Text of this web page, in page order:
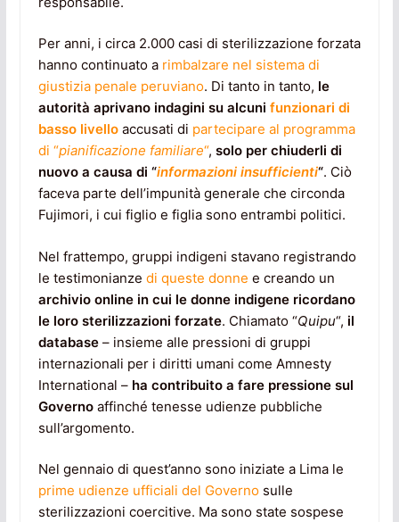
Per anni, i circa 2.000 casi di sterilizzazione forzata
hanno continuato a rimbalzare nel sistema di
giustizia penale peruviano. Di tanto in tanto, le
autorità aprivano indagini su alcuni funzionari di
basso livelloaccusati di partecipare al programma
di “pianificazione familiare“, solo per chiuderli di
nuovo a causa di “informazioni insufficienti“. Ciò
faceva parte dell’impunità generale che circonda
Fujimori, i cui figlio e figlia sono entrambi politici.
Nel frattempo, gruppi indigeni stavano registrando
le testimonianze di queste donne e creando un
archivio online in cui le donne indigene ricordano
le loro sterilizzazioni forzate. Chiamato “Quipu“, il
database– insieme alle pressioni di gruppi
internazionali per i diritti umani come Amnesty
International – ha contribuito a fare pressione sul
Governoaffinché tenesse udienze pubbliche
sull’argomento.
Nel gennaio di quest’anno sono iniziate a Lima le
prime udienze ufficiali del Governosulle
sterilizzazioni coercitive. Ma sono state sospese